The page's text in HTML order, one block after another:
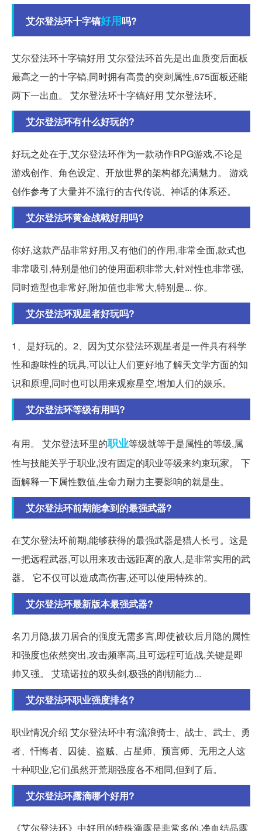
艾尔登法环十字镐好用吗?
艾尔登法环十字镐好用 艾尔登法环首先是出血质变后面板
最高之一的十字镐,同时拥有高贵的突刺属性,675面板还能
两下一出血。 艾尔登法环十字镐好用 艾尔登法环。
艾尔登法环有什么好玩的?
好玩之处在于,艾尔登法环作为一款动作RPG游戏,不论是
游戏创作、角色设定、开放世界的架构都充满魅力。 游戏
创作参考了大量并不流行的古代传说、神话的体系还。
艾尔登法环黄金战戟好用吗?
你好,这款产品非常好用,又有他们的作用,非常全面,款式也
非常吸引,特别是他们的使用面积非常大,针对性也非常强,
同时造型也非常好,附加值也非常大,特别是... 你。
艾尔登法环观星者好玩吗?
1、是好玩的。2、因为艾尔登法环观星者是一件具有科学
性和趣味性的玩具,可以让人们更好地了解天文学方面的知
识和原理,同时也可以用来观察星空,增加人们的娱乐。
艾尔登法环等级有用吗?
有用。 艾尔登法环里的职业等级就等于是属性的等级,属
性与技能关乎于职业,没有固定的职业等级来约束玩家。 下
面解释一下属性数值,生命力耐力主要影响的就是生。
艾尔登法环前期能拿到的最强武器?
在艾尔登法环前期,能够获得的最强武器是猎人长弓。这是
一把远程武器,可以用来攻击远距离的敌人,是非常实用的武
器。 它不仅可以造成高伤害,还可以使用特殊的。
艾尔登法环最新版本最强武器?
名刀月隐,拔刀居合的强度无需多言,即使被砍后月隐的属性
和强度也依然突出,攻击频率高,且可远程可近战,关键是即
帅又强。 艾琉诺拉的双头剑,极强的削韧能力...
艾尔登法环职业强度排名?
职业情况介绍 艾尔登法环中有:流浪骑士、战士、武士、勇
者、忏悔者、囚徒、盗贼、占星师、预言师、无用之人这
十种职业,它们虽然开荒期强度各不相同,但到了后。
艾尔登法环露滴哪个好用?
《艾尔登法环》中好用的特殊滴露是非常多的,净血结晶露